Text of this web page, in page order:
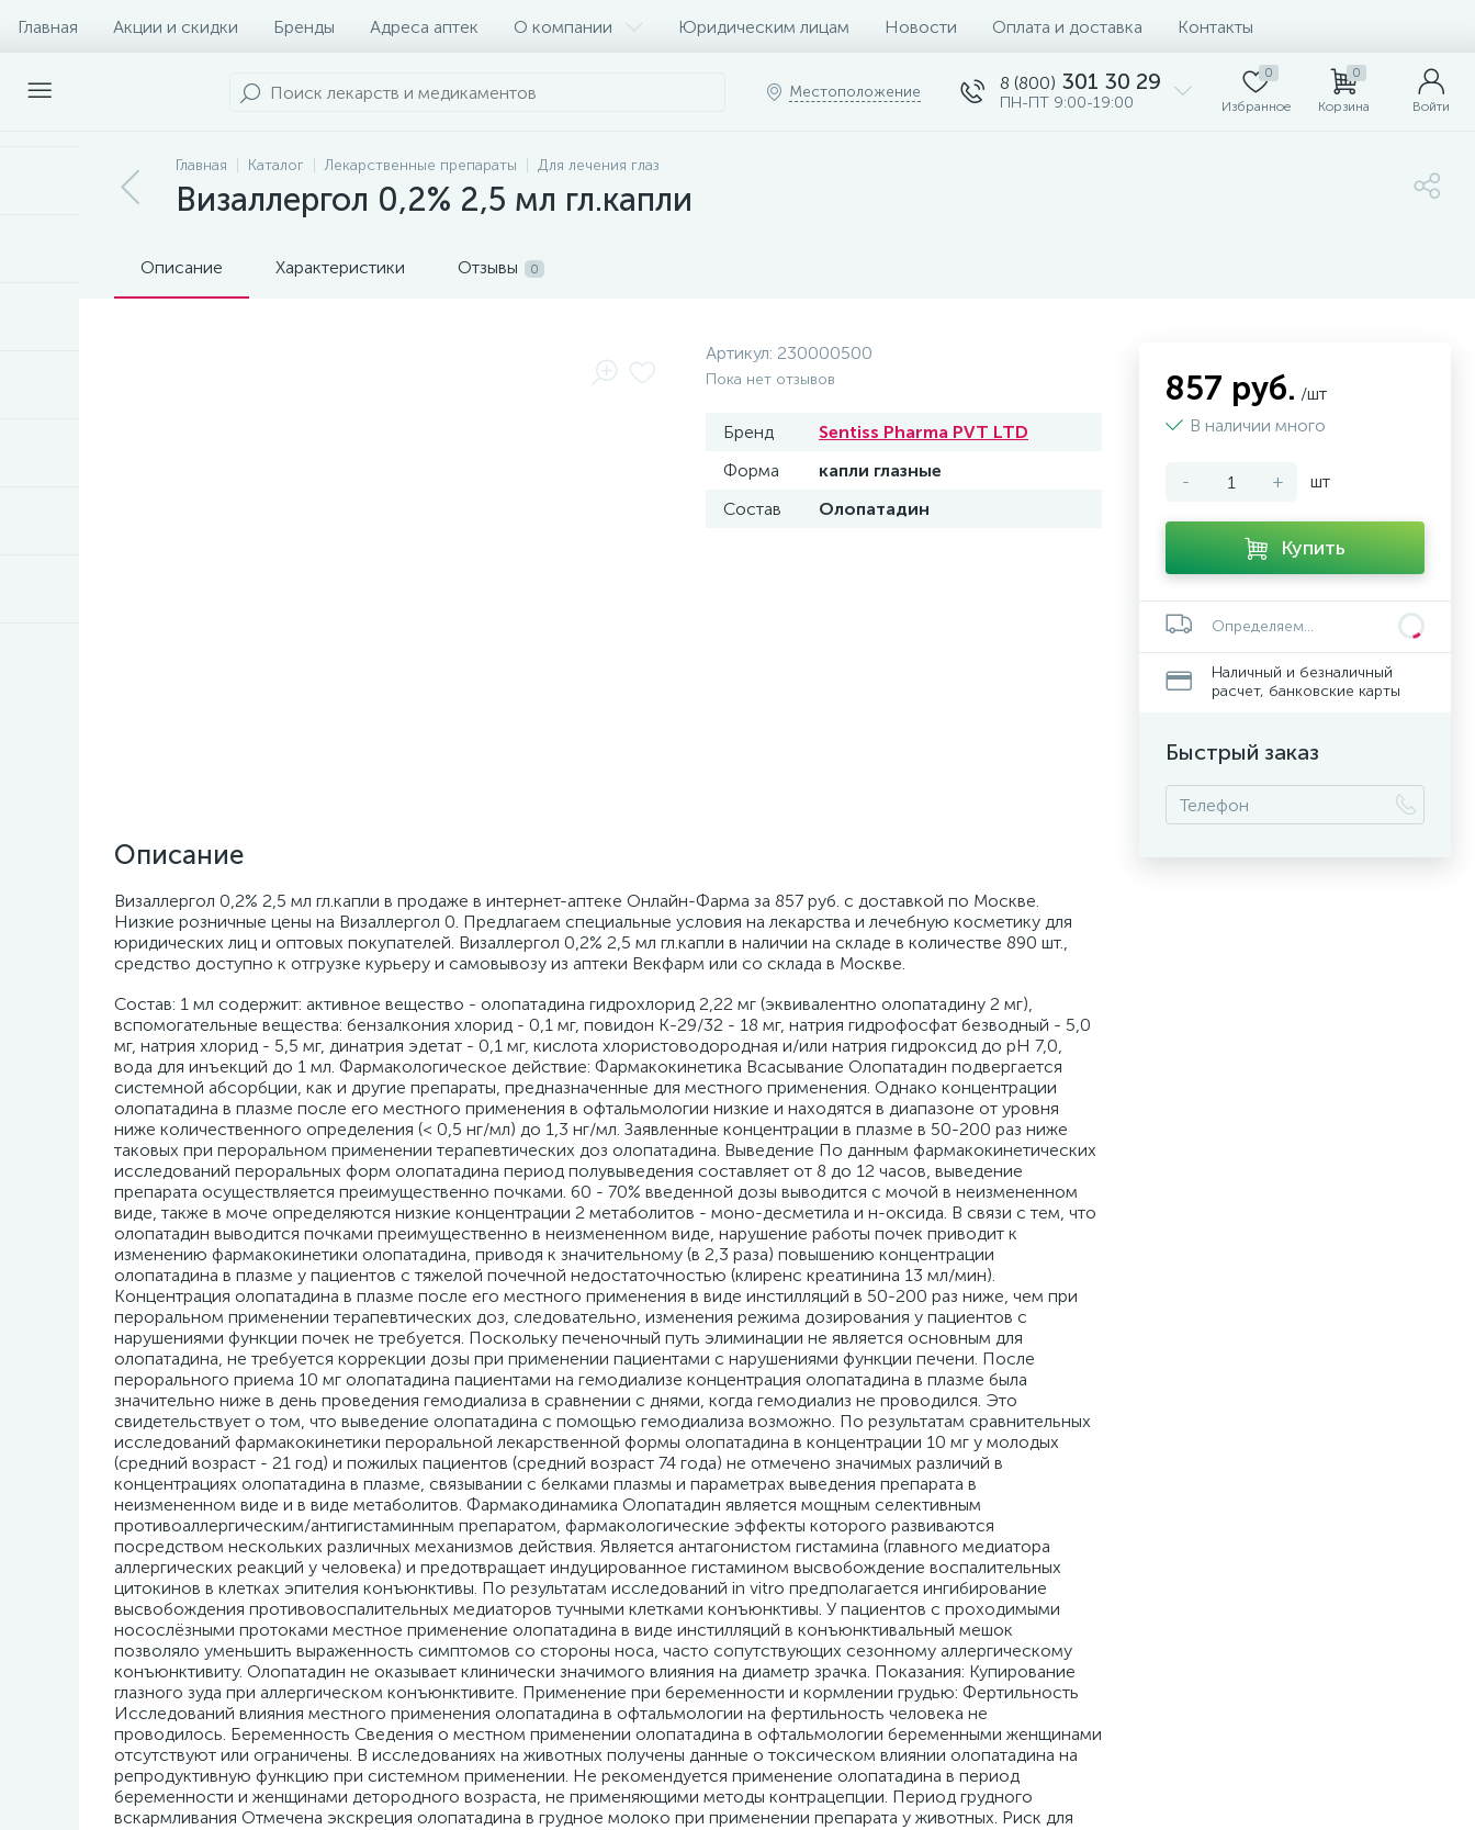
Главная Акции и скидки Бренды Адреса аптек О компании Юридическим лицам Новости Оплата и доставка Контакты
Местоположение 8 (800) 301 30 29
ПН-ПТ 9:00-19:00
0
Избранное
0
Корзина Войти
Главная Каталог Лекарственные препараты Для лечения глаз
Визаллергол 0,2% 2,5 мл гл.капли
Описание Характеристики Отзывы 0
Артикул: 230000500
Пока нет отзывов
Бренд
Sentiss Pharma PVT LTD
Форма
капли глазные
Состав
Олопатадин
Описание
Визаллергол 0,2% 2,5 мл гл.капли в продаже в интернет-аптеке Онлайн-Фарма за 857 руб. с доставкой по Москве.
Низкие розничные цены на Визаллергол 0. Предлагаем специальные условия на лекарства и лечебную косметику для
юридических лиц и оптовых покупателей. Визаллергол 0,2% 2,5 мл гл.капли в наличии на складе в количестве 890 шт.,
средство доступно к отгрузке курьеру и самовывозу из аптеки Векфарм или со склада в Москве.
Cостав: 1 мл содержит: активное вещество - олопатадина гидрохлорид 2,22 мг (эквивалентно олопатадину 2 мг), вспомогательные вещества: бензалкония хлорид - 0,1 мг, повидон К-29/32 - 18 мг, натрия гидрофосфат безводный - 5,0 мг, натрия хлорид - 5,5 мг, динатрия эдетат - 0,1 мг, кислота хлористоводородная и/или натрия гидроксид до рН 7,0, вода для инъекций до 1 мл. Фармакологическое действие: Фармакокинетика Всасывание Олопатадин подвергается системной абсорбции, как и другие препараты, предназначенные для местного применения. Однако концентрации олопатадина в плазме после его местного применения в офтальмологии низкие и находятся в диапазоне от уровня ниже количественного определения (< 0,5 нг/мл) до 1,3 нг/мл. Заявленные концентрации в плазме в 50-200 раз ниже таковых при пероральном применении терапевтических доз олопатадина. Выведение По данным фармакокинетических исследований пероральных форм олопатадина период полувыведения составляет от 8 до 12 часов, выведение препарата осуществляется преимущественно почками. 60 - 70% введенной дозы выводится с мочой в неизмененном виде, также в моче определяются низкие концентрации 2 метаболитов - моно-десметила и н-оксида. В связи с тем, что олопатадин выводится почками преимущественно в неизмененном виде, нарушение работы почек приводит к изменению фармакокинетики олопатадина, приводя к значительному (в 2,3 раза) повышению концентрации олопатадина в плазме у пациентов с тяжелой почечной недостаточностью (клиренс креатинина 13 мл/мин). Концентрация олопатадина в плазме после его местного применения в виде инстилляций в 50-200 раз ниже, чем при пероральном применении терапевтических доз, следовательно, изменения режима дозирования у пациентов с нарушениями функции почек не требуется. Поскольку печеночный путь элиминации не является основным для олопатадина, не требуется коррекции дозы при применении пациентами с нарушениями функции печени. После перорального приема 10 мг олопатадина пациентами на гемодиализе концентрация олопатадина в плазме была значительно ниже в день проведения гемодиализа в сравнении с днями, когда гемодиализ не проводился. Это свидетельствует о том, что выведение олопатадина с помощью гемодиализа возможно. По результатам сравнительных исследований фармакокинетики пероральной лекарственной формы олопатадина в концентрации 10 мг у молодых (средний возраст - 21 год) и пожилых пациентов (средний возраст 74 года) не отмечено значимых различий в концентрациях олопатадина в плазме, связывании с белками плазмы и параметрах выведения препарата в неизмененном виде и в виде метаболитов. Фармакодинамика Олопатадин является мощным селективным противоаллергическим/антигистаминным препаратом, фармакологические эффекты которого развиваются посредством нескольких различных механизмов действия. Является антагонистом гистамина (главного медиатора аллергических реакций у человека) и предотвращает индуцированное гистамином высвобождение воспалительных цитокинов в клетках эпителия конъюнктивы. По результатам исследований in vitro предполагается ингибирование высвобождения противовоспалительных медиаторов тучными клетками конъюнктивы. У пациентов с проходимыми носослёзными протоками местное применение олопатадина в виде инстилляций в конъюнктивальный мешок позволяло уменьшить выраженность симптомов со стороны носа, часто сопутствующих сезонному аллергическому конъюнктивиту. Олопатадин не оказывает клинически значимого влияния на диаметр зрачка. Показания: Купирование глазного зуда при аллергическом конъюнктивите. Применение при беременности и кормлении грудью: Фертильность Исследований влияния местного применения олопатадина в офтальмологии на фертильность человека не проводилось. Беременность Сведения о местном применении олопатадина в офтальмологии беременными женщинами отсутствуют или ограничены. В исследованиях на животных получены данные о токсическом влиянии олопатадина на репродуктивную функцию при системном применении. Не рекомендуется применение олопатадина в период беременности и женщинами детородного возраста, не применяющими методы контрацепции. Период грудного вскармливания Отмечена экскреция олопатадина в грудное молоко при применении препарата у животных. Риск для новорожденных и грудных детей не может быть исключен. Не рекомендовано применение лекарственного препарата Визаллергол? в период грудного вскармливания. Противопоказания: Гиперчувствительность к компонентам препарата. Детский возраст до 2 лет. Беременность и период грудного вскармливания. Побочные действия: Общая информация о профиле нежелательных явлений. В клинических исследованиях с участием 1680 пациентов режим дозирования составлял от 1 до 4 капель в день, длительность курса терапии составляла до 4 месяцев, применение олопатадина проводилось как в монотерапии, так и совместно с лоратадином в дозировке 10 мг. Общая частота встречаемости нежелательных явлений составила порядка 4,5%, в то время как прекращение участия в клиническом исследовании вследствие развития нежелательных реакций отмечено только в 1,6 % случаев. В ходе клинических исследований не отмечено серьезных нежелательных явлений, как со стороны органа зрения, так и со стороны организма в целом. Наиболее частой нежелательной реакцией, связанной с лечением, была боль в глазу, это явление отмечалось у 0,7% пациентов. Табличные данные о нежелательных явлениях. Нижеследующие нежелательные явления отмечались в ходе клинических исследований и пострегистрационного применения препарата и классифицированы согласно следующей градации частоты встречаемости нежелательных явлений: очень часто (>1/10), часто (от >1/100 до < 1/10), нечасто (от >1/1,000 до < 1/100), редко (от >1/10,000 до < 1/1000), очень редко (< 1/10,000), частота неизвестна (частота встречаемости не может быть определена на основании имеющихся данных). В пределах каждой группы нежелательные явления перечислены в порядке снижения серьезности Системно- органный класс Частота встречаемости Нежелательные явления Инфекционные нарушения Нечасто Ринит Нарушения со стороны иммунной системы Частота неизвестна Гиперчувствительность, отечность лица Нарушения со стороны нервной системы Часто Нечасто Частота неизвестна Головная боль, дисгевзия Головокружение, гипестезия Сонливость Нарушения со стороны органа зрения Часто Нечасто Частота неизвестна Боль в глазу, раздражение глаза, синдром ?сухого? глаза, необычные ощущения в глазу. Эрозия роговицы, дефект эпителия роговицы, точечный кератит, кератит, накопление красящего пигмента в области дефекта роговицы при проведении диагностических проб, выделения из глаз, светобоязнь, затуманивание зрения, снижение остроты зрения, блефароспазм, дискомфорт в глазу, зуд в глазу, фолликулез конъюнктивы, нарушения со стороны конъюнктивы, чувство инородного тела в глазу, слезотечение, эритема век, отек век, нарушения со стороны век, конъюнктивальная инъекция. Отек роговицы, отек конъюнктивы, конъюнктивит, мидриаз, нарушение зрительных функций, корочки на краях век. Нарушения со стороны дыхательной системы, органов грудной клетки и средостения Часто Частота неизвестна Сухость в носу Диспноэ, синусит Нарушения со стороны желудочно-кишечного тракта Частота неизвестна Тошнота, рвота Нарушения со стороны кожи и подкожно-жировой клетчатки Нечасто Частота неизвестна Контактный дерматит, чувство жжения кожи, сухость кожи. Дерматит, эритема. Общие нарушения Часто Частота неизвестна Повышенная утомляемость Астения, чувство недомогания В очень редких случаях при применении фосфатсодержащих капель пациентами с сопутствующим значительным повреждением роговицы развивалась кальцификация роговицы. Взаимодействие: Исследования взаимодействия олопатадина с другими лекарственными средствами не проводились. В исследованиях in vitro продемонстрировано отсутствие ингибирования метаболических реакций, опосредованных изоферментами 1А2, 2С8, 2С9, 2С19, 2D6, 2Е1 и ЗА4 цитохрома Р-450. Согласно полученным результатам, вероятность вступления олопатадина в метаболические реакции при совместном применении с другими лекарственными препаратами оценивается как низкая. Дозировка: Как принимать, курс приема и Лекарственный препарат Визаллергол? закапывают по 1 капле 1 раз в день пораженный глаз (глаза). Длительность курса терапии при необходимости может составлять до 4 месяцев. Применение у пожилых Не требуется изменения режима дозирования у пожилых пациентов. Применение в педиатрической популяции Применение препарата Визаллергол? возможно у детей старше 2 лет в тех же дозах, что и у взрослых. Эффективность и безопасность применения олопатадина у детей младше 2 лет не подтверждена. Применение у пациентов с почечной и печеночной недостаточностью. Применение олопатадина в лекарственной форме капли глазные не изучалось у пациентов с почечной или печеночной недостаточностью. Не требуется коррекции дозы у заявленной категории пациентов. Не следует прикасаться кончиком флакона к векам, коже окологлазничной области и другим поверхностям во избежание микробной контаминации препарата. Плотно закрывать крышку после использования препарата. При необходимости может применяться в комбинации с другими лекарственными препаратами для местного применения в офтальмологии, в этом случае интервал между их применением должен составлять не менее 5 минут. Передозировка: Отсутствуют сведения о развитии токсических явлений при случайном введении избыточного количества препарата в конъюнктивальную полость или при случайном проглатывании. При развитии передозировки при случайном проглатывании лечение симптоматическое. Специальные указания: Олопатадина гидрохлорид противоаллергический/антигистаминный препарат для местного применения в офтальмологии, и, несмотря на местное применение, может абсорбироваться в системный кровоток. При появлении выраженных реакций гиперчувствительности следует прекратить применение препарата. Визаллергол? не следует применять для купирования конъюнктивальной инъекции, вызванной применением контактных линз. Препарат содержит бензалкония хлорид, который может адсорбироваться мягкими контакт
857 руб. /шт
В наличии много
- + шт
Купить
Определяем...
Наличный и безналичный
расчет, банковские карты
Быстрый заказ